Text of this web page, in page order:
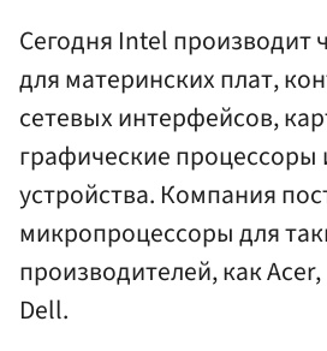
Сегодня Intel производит
для материнских плат,
сетевых интерфейсов,
графические процессоры
устройства. Компания
микропроцессоры для
производителей, как
Dell.